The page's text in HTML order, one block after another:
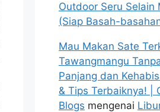
Outdoor Seru Selain
(Siap Basah-
Mau Makan Sate
Tawangmangu
Panjang dan
& Tips Terbaiknya! |
Blogs mengenai